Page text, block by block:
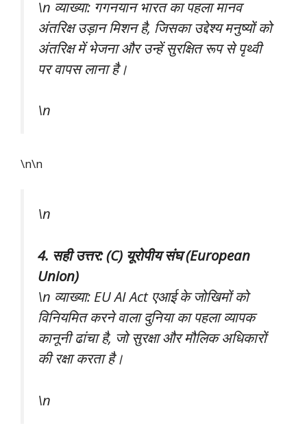
\n व्याख्या: गगनयान भारत का पहला मानव
अंतरिक्ष उड़ान मिशन है, जिसका उद्देश्य मनुष्यों को
अंतरिक्ष में भेजना और उन्हें सुरक्षित रूप से पृथ्वी
पर वापस लाना है।
\n
\n\n
\n
4. सही उत्तर: (C) यूरोपीय संघ (European
Union)
\n व्याख्या: EU AI Act एआई के जोखिमों को
विनियमित करने वाला दुनिया का पहला व्यापक
कानूनी ढांचा है, जो सुरक्षा और मौलिक अधिकारों
की रक्षा करता है।
\n